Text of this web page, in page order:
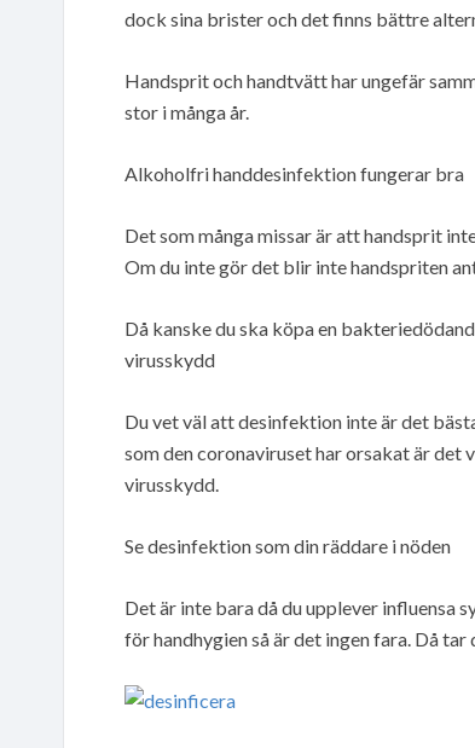
dock sina brister och det finns bättre
Handsprit och handtvätt har ungefär
stor i många år.
Alkoholfri handdesinfektion fungerar bra
Det som många missar är att handsprit
Om du inte gör det blir inte handspriten
Då kanske du ska köpa en
virusskydd
Du vet väl att desinfektion inte är det
som den coronaviruset har orsakat är det
virusskydd.
Se desinfektion som din räddare i nöden
Det är inte bara då du upplever influensa
för handhygien så är det ingen fara. Då